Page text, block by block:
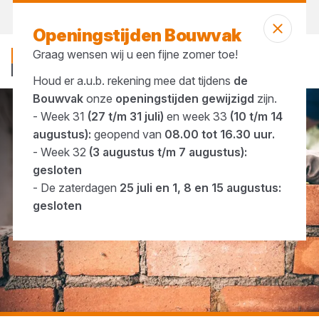
... Gevelstenen
Openingstijden Bouwvak
Graag wensen wij u een fijne zomer toe!
Houd er a.u.b. rekening mee dat tijdens de
Bouwvakonze openingstijden gewijzigd zijn.
- Week 31 (27 t/m 31 juli) en week 33 (10 t/m 14
augustus): geopend van 08.00 tot 16.30 uur.
- Week 32 (3 augustus t/m 7 augustus):
gesloten
- De zaterdagen 25 juli en 1, 8 en 15 augustus:
gesloten